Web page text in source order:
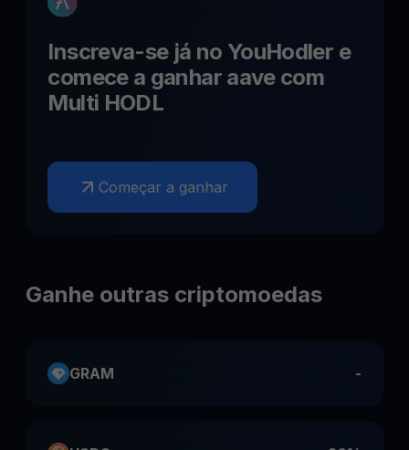
Inscreva-se já no YouHodler e
comece a ganhar aave com
Multi HODL
Começar a ganhar
Ganhe outras criptomoedas
GRAM -